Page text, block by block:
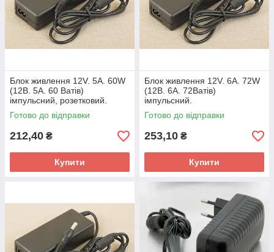
Блок живлення 12V. 5A. 60W
(12В. 5А. 60 Ватів)
імпульсний, розетковий.
Готово до відправки
212,40 ₴
Купити
Блок живлення 12V. 6A. 72W
(12В. 6А. 72Ватів)
імпульсний.
Готово до відправки
253,10 ₴
Купити